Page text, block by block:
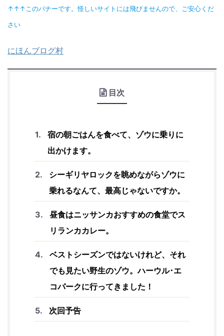
↑↑↑このバナーです。怪しいサイトには飛びませんので、ご安心くだ
さい
にほんブログ村
目次
宿の朝ごはんを食べて、ゾウに乗りに
出かけます。
シーギリヤロックを眺めながらゾウに
乗れるなんて、最高じゃないですか。
昼食はニッサンカおすすめの食堂でス
リランカカレー。
ベストシーズンではないけれど、それ
でも見たい野生のゾウ。ハーウル･エ
コパークに行ってきました！
次回予告